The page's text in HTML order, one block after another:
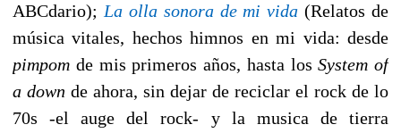
ABCdario); La olla sonora de mi vida (Relatos de
música vitales, hechos himnos en mi vida: desde
pimpom de mis primeros años, hasta losSystem of
a down de ahora, sin dejar de reciclar el rock de lo
70s -el auge del rock- y la musica de tierra